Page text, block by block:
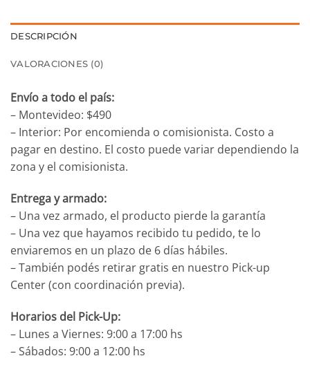
DESCRIPCIÓN
VALORACIONES (0)
Envío a todo el país:
– Montevideo: $490
– Interior: Por encomienda o comisionista. Costo a
pagar en destino. El costo puede variar dependiendo la
zona y el comisionista.
Entrega y armado:
– Una vez armado, el producto pierde la garantía
– Una vez que hayamos recibido tu pedido, te lo
enviaremos en un plazo de 6 días hábiles.
– También podés retirar gratis en nuestro Pick-up
Center (con coordinación previa).
Horarios del Pick-Up:
– Lunes a Viernes: 9:00 a 17:00 hs
– Sábados: 9:00 a 12:00 hs